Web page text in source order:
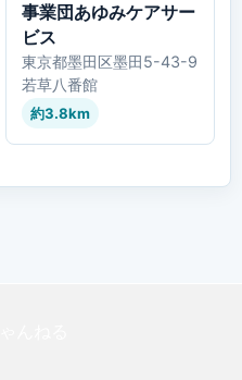
事業団あゆみケアサー
ビス
東京都墨田区墨田5-43-9
若草八番館
約3.8km